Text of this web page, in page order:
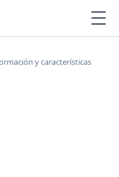
y características